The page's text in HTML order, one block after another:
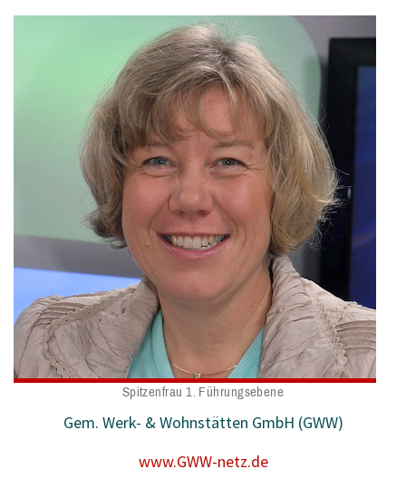
Spitzenfrau 1. Führungsebene
Gem. Werk- & Wohnstätten GmbH (GWW)
www.GWW-netz.de